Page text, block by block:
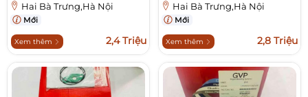
Hai Bà Trưng,Hà Nội
Mới
Xem thêm 2,4 Triệu
Hai Bà Trưng,Hà Nội
Mới
Xem thêm 2,8 Triệu